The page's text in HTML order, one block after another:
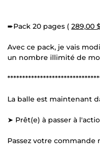
➨Pack 20 pages ( 289,00
Avec ce pack, je vais
un nombre illimité de
La balle est maintenant
➤ Prêt(e) à passer à
Passez votre